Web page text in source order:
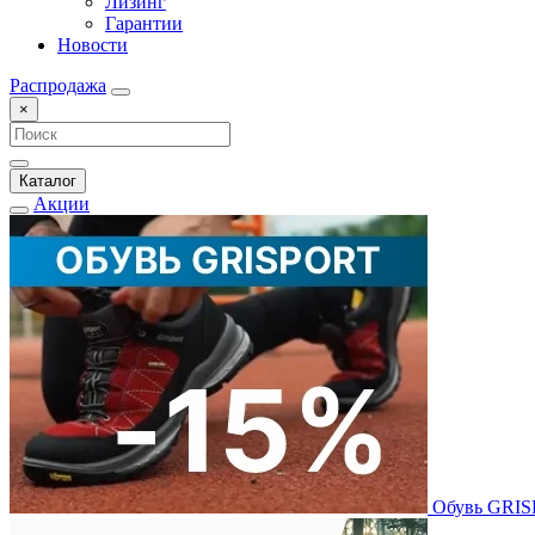
Гарантии
Новости
Распродажа
×
Каталог
Акции
Обувь